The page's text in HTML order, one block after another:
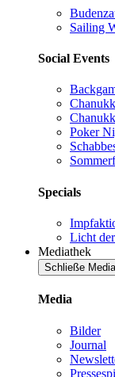
Sailing
Social Events
Poker
Specials
Licht
Mediathek
Schließe
Media
Bilder
Journal